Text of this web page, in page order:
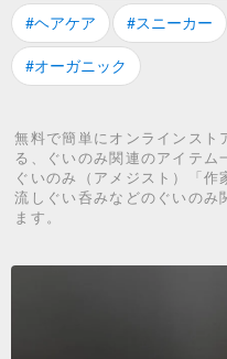
#ヘアケア #スニーカー
#オーガニック
無料で簡単にオンラインスト
る、ぐいのみ関連のアイテム
ぐいのみ（アメジスト）「
流しぐい呑みなどのぐいの
ます。